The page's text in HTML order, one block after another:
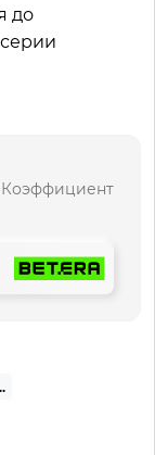
до
Коэффициент